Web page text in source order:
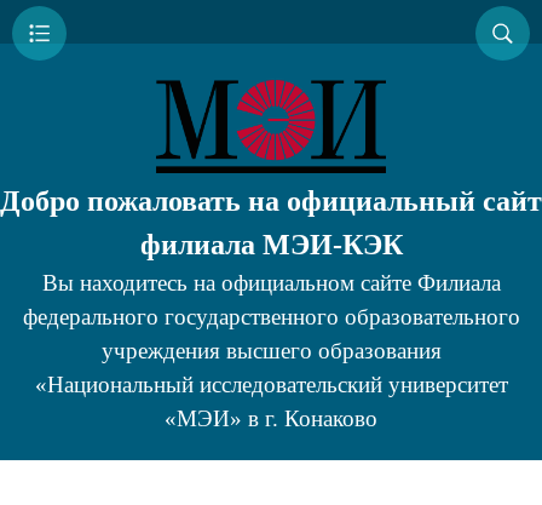
Добро пожаловать на официальный сайт
филиала МЭИ-КЭК
Вы находитесь на официальном сайте Филиала
федерального государственного образовательного
учреждения высшего образования
«Национальный исследовательский университет
«МЭИ» в г. Конаково